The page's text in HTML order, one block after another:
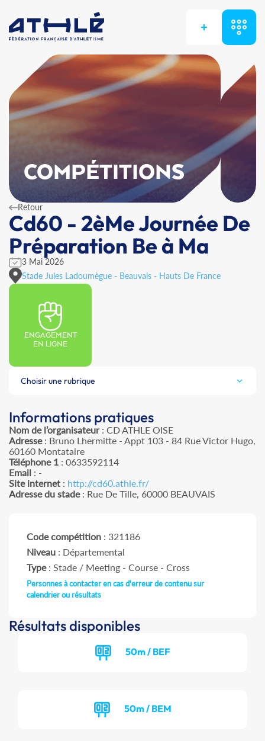
+
COMPÉTITIONS
Retour
Cd60 - 2èMe Journée De
Préparation Be à Ma
3 Mai 2026
Stade Jules Ladoumègue - Beauvais - Hauts De France
ENGAGEMENT
EN LIGNE
Choisir une rubrique
Informations pratiques
Nom de l’organisateur: CD ATHLE OISE
Adresse: Bruno Lhermitte - Appt 103 - 84 Rue Victor Hugo,
60160 Montataire
Téléphone 1 : 0633592114
Email : -
Site internet : http://cd60.athle.fr/
Adresse du stade: Rue De Tille, 60000 BEAUVAIS
Code compétition : 321186
Niveau : Départemental
Type: Stade / Meeting - Course - Cross
Personnes à contacter en cas d'erreur de contenu sur
calendrier ou résultats
Résultats disponibles
50m / BEF
50m / BEM